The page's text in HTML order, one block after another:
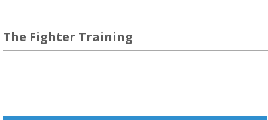
The Fighter Training